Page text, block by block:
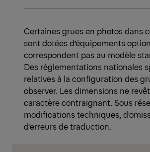
Certaines grues en photos dans
sont dotées d’équipements
correspondent pas au modèle
Des réglementations nationales
relatives à la configuration des
observer. Les dimensions ne
caractère contraignant. Sous
modifications techniques,
d’erreurs de traduction.